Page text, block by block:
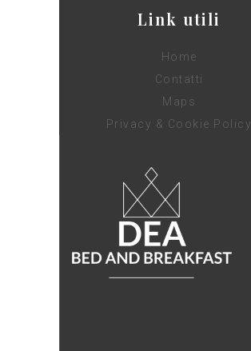
Link utili
Home
Contatti
Maps
Privacy & Cookie Policy